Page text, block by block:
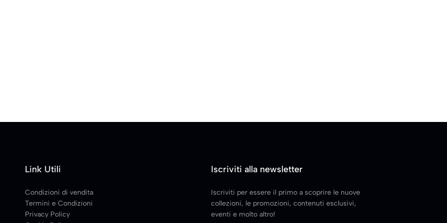
Link Utili
Condizioni di vendita
Termini e Condizioni
Privacy Policy
Iscriviti alla newsletter
Iscriviti per essere il primo a scoprire le nuove
collezioni, le promozioni, contenuti esclusivi,
eventi e molto altro!